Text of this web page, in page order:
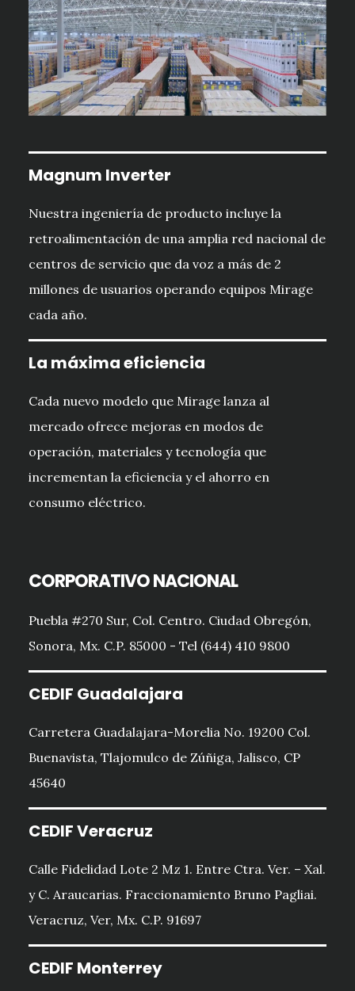
Magnum Inverter
Nuestra ingeniería de producto incluye la
retroalimentación de una amplia red nacional de
centros de servicio que da voz a más de 2
millones de usuarios operando equipos Mirage
cada año.
La máxima eficiencia
Cada nuevo modelo que Mirage lanza al
mercado ofrece mejoras en modos de
operación, materiales y tecnología que
incrementan la eficiencia y el ahorro en
consumo eléctrico.
CORPORATIVO NACIONAL
Puebla #270 Sur, Col. Centro. Ciudad Obregón,
Sonora, Mx. C.P. 85000 - Tel (644) 410 9800
CEDIF Guadalajara
Carretera Guadalajara-Morelia No. 19200 Col.
Buenavista, Tlajomulco de Zúñiga, Jalisco, CP
45640
CEDIF Veracruz
Calle Fidelidad Lote 2 Mz 1. Entre Ctra. Ver. – Xal.
y C. Araucarias. Fraccionamiento Bruno Pagliai.
Veracruz, Ver, Mx. C.P. 91697
CEDIF Monterrey